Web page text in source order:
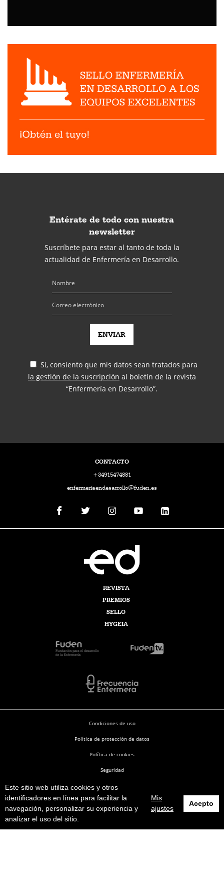
Este sitio web utiliza cookies y otros
identificadores en línea para facilitar la
navegación, personalizar su experiencia y
analizar el uso del sitio.
Mis
ajustes
Acepto
Entérate de todo con nuestra
newsletter
Suscríbete para estar al tanto de toda la
actualidad de Enfermería en Desarrollo.
Sí, consiento que mis datos sean tratados para
la gestión de la suscripción al boletín de la revista
“Enfermería en Desarrollo”.
CONTACTO
+34915474881
enfermeriaendesarrollo@fuden.es
REVISTA
PREMIOS
SELLO
HYGEIA
Enfermería en Desarrollo © 2026
Condiciones de uso
Política de protección de datos
Política de cookies
Seguridad